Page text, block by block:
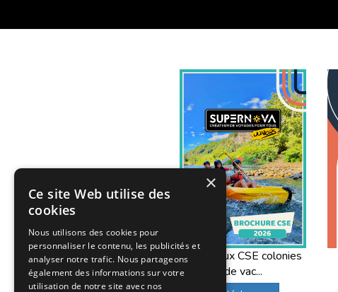
Offres aux CSE colonies
de vac...
×
Ce site Web utilise des
cookies
Nous utilisons des cookies pour
personnaliser le contenu, les publicités et
analyser notre trafic. Nous partageons
également des informations sur votre
utilisation de notre site avec nos